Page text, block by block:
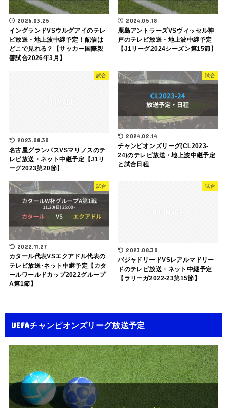
2026.03.25
イングランドVSウルグアイのテレ
ビ放送・地上波中継予定！配信は
どこで見れる？【サッカー国際親
善試合2026年3月】
2024.05.18
鹿島アントラーズVSヴィッセル神
戸のテレビ放送・地上波中継予定
【J1リーグ2024シーズン第15節】
試合
2023.08.30
名古屋グランパスVSマリノスのテ
レビ放送・ネット中継予定【J1リ
ーグ2023第20節】
試合
2024.02.14
チャンピオンズリーグ(CL2023-
24)のテレビ放送・地上波中継予定
と試合日程
試合
2022.11.27
カタール代表VSエクアドル代表の
テレビ放送･ネット中継予定【カタ
ールワールドカップ2022グループ
A第1節】
試合
2023.08.30
バジャドリードVSレアルマドリー
ドのテレビ放送・ネット中継予定
【ラリーガ2022-23第15節】
UEFAチャンピオンズリーグ放送予定